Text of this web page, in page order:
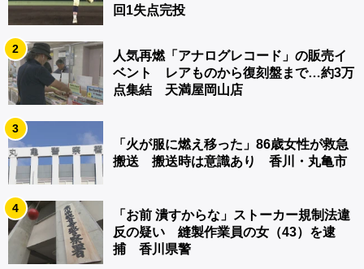
回1失点完投
2
人気再燃「アナログレコード」の販売イ
ベント レアものから復刻盤まで…約3万
点集結 天満屋岡山店
3
「火が服に燃え移った」86歳女性が救急
搬送 搬送時は意識あり 香川・丸亀市
4
「お前 潰すからな」ストーカー規制法違
反の疑い 縫製作業員の女（43）を逮
捕 香川県警